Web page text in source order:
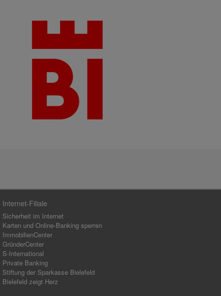
Internet-Filiale
Sicherheit im Internet
Karten und Online-Banking sperren
ImmobilienCenter
GründerCenter
S-International
Private Banking
Stiftung der Sparkasse Bielefeld
Bielefeld zeigt Herz